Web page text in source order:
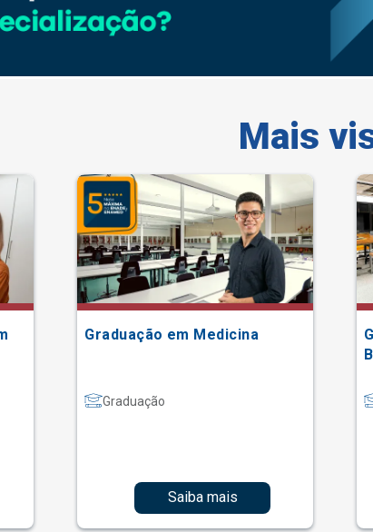
Mais
Graduação em Medicina
Graduação
Saiba mais